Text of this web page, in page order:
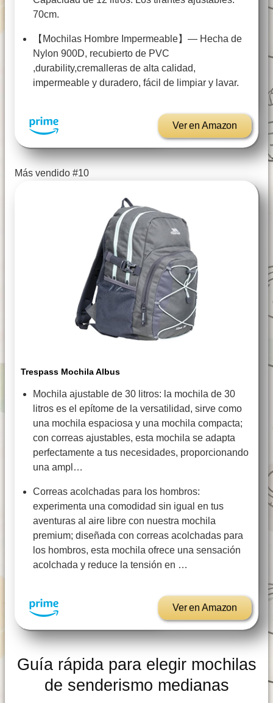
70cm.
【Mochilas Hombre Impermeable】— Hecha de
Nylon 900D, recubierto de PVC
,durability,cremalleras de alta calidad,
impermeable y duradero, fácil de limpiar y lavar.
Ver en Amazon
Más vendido #10
Trespass Mochila Albus
Mochila ajustable de 30 litros: la mochila de 30
litros es el epítome de la versatilidad, sirve como
una mochila espaciosa y una mochila compacta;
con correas ajustables, esta mochila se adapta
perfectamente a tus necesidades, proporcionando
una ampl…
Correas acolchadas para los hombros:
experimenta una comodidad sin igual en tus
aventuras al aire libre con nuestra mochila
premium; diseñada con correas acolchadas para
los hombros, esta mochila ofrece una sensación
acolchada y reduce la tensión en …
Ver en Amazon
Guía rápida para elegir mochilas
de senderismo medianas